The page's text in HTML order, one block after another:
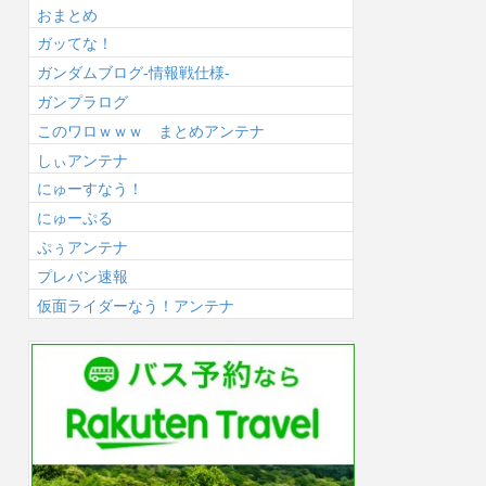
おまとめ
ガッてな！
ガンダムブログ-情報戦仕様-
ガンプラログ
このワロｗｗｗ まとめアンテナ
しぃアンテナ
にゅーすなう！
にゅーぷる
ぷぅアンテナ
プレバン速報
仮面ライダーなう！アンテナ